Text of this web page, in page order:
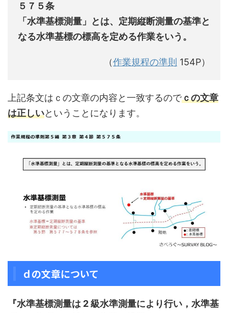
５７５条
「水準基標測量」とは、定期縦断測量の基準と
なる水準基標の標高を定める作業をいう。
（作業規程の準則 154P）
上記条文はｃの文章の内容と一致するのでｃの文章
は正しいということになります。
ｄの文章について
『水準基標測量は 2 級水準測量により行い，水準基